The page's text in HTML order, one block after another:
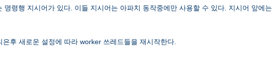
령행 지시어가 있다. 이들 지시어는 아파치 동작중에만 사용할 수 있다. 지시어 앞에는
후 새로운 설정에 따라 worker 쓰레드들을 재시작한다.